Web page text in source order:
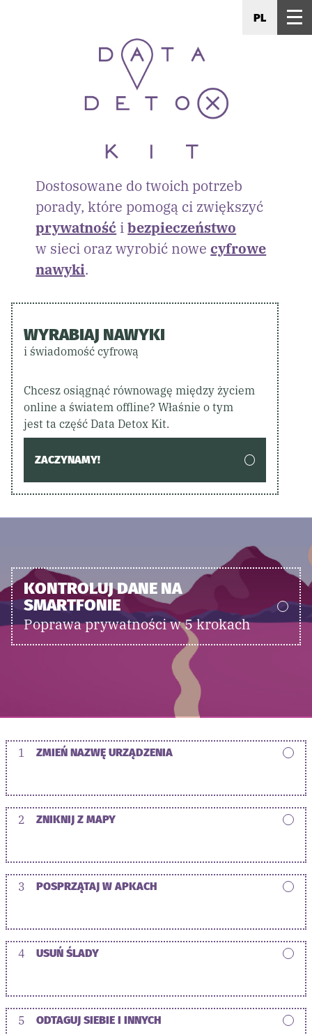
PL
Dostosowane do twoich potrzeb
porady, które pomogą ci zwiększyć
prywatność ibezpieczeństwo
w sieci oraz wyrobić nowecyfrowe
nawyki.
WYRABIAJ NAWYKI
i świadomość cyfrową
Chcesz osiągnąć równowagę między życiem
online a światem offline? Właśnie o tym
jest ta część Data Detox Kit.
ZACZYNAMY!
KONTROLUJ DANE NA
SMARTFONIE
Poprawa prywatności w 5 krokach
1 ZMIEŃ NAZWĘ URZĄDZENIA
2 ZNIKNIJ Z MAPY
3 POSPRZĄTAJ W APKACH
4 USUŃ ŚLADY
5 ODTAGUJ SIEBIE I INNYCH